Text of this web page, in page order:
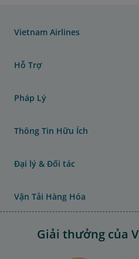
Vietnam Airlines
Hỗ Trợ
Pháp Lý
Thông Tin Hữu Ích
Đại lý & Đối tác
Vận Tải Hàng Hóa
Giải thưởng của